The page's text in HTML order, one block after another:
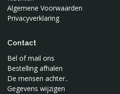
Sophie de Giraf
Studio Snowpuppe
Swaddle Me
Toffe Stoffen
Tureluur Kids
Vimba
Algemene Voorwaarden
Privacyverklaring
Contact
Bel of mail ons
Bestelling afhalen
De mensen achter..
Gegevens wijzigen